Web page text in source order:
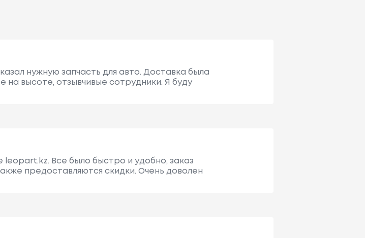
нужную запчасть для авто. Доставка была
на высоте, отзывчивые сотрудники. Я буду
leopart.kz. Все было быстро и удобно, заказ
предоставляются скидки. Очень доволен